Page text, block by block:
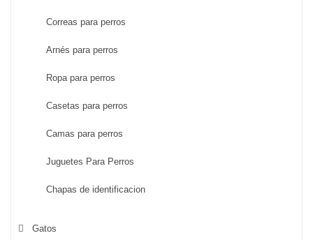
Correas para perros
Arnés para perros
Ropa para perros
Casetas para perros
Camas para perros
Juguetes Para Perros
Chapas de identificacion
Gatos